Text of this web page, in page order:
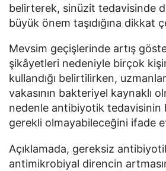
belirterek, sinüzit tedavisinde
büyük önem taşıdığına dikkat
Mevsim geçişlerinde artış
şikâyetleri nedeniyle birçok
kullandığı belirtilirken,
vakasının bakteriyel kaynaklı
nedenle antibiyotik tedavisinin
gerekli olmayabileceğini ifade
Açıklamada, gereksiz
antimikrobiyal direncin